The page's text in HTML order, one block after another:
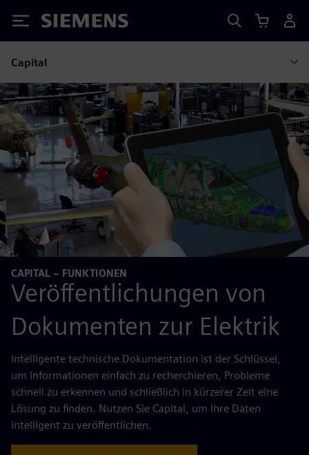
Siemens
Capital
CAPITAL – FUNKTIONEN
Veröffentlichungen von
Dokumenten zur Elektrik
Intelligente technische Dokumentation ist der Schlüssel,
um Informationen einfach zu recherchieren, Probleme
schnell zu erkennen und schließlich in kürzerer Zeit eine
Lösung zu finden. Nutzen Sie Capital, um Ihre Daten
intelligent zu veröffentlichen.